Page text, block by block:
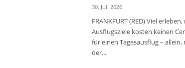
30. Juli 2026
FRANKFURT (RED) Viel
Ausflugsziele kosten keinen
für einen Tagesausflug –
der...